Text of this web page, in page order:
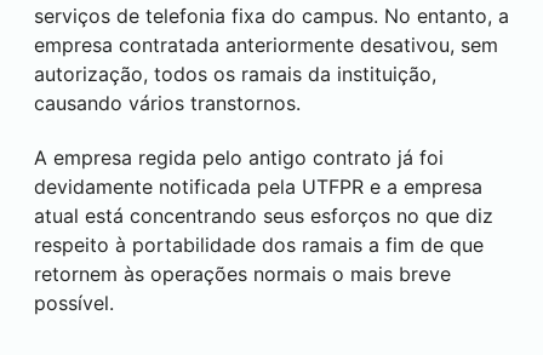
serviços de telefonia fixa do campus. No entanto, a
empresa contratada anteriormente desativou, sem
autorização, todos os ramais da instituição,
causando vários transtornos.
A empresa regida pelo antigo contrato já foi
devidamente notificada pela UTFPR e a empresa
atual está concentrando seus esforços no que diz
respeito à portabilidade dos ramais a fim de que
retornem às operações normais o mais breve
possível.